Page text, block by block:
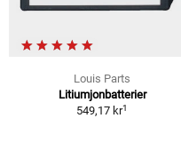
Louis Parts
Litiumjonbatterier
549,17 kr1